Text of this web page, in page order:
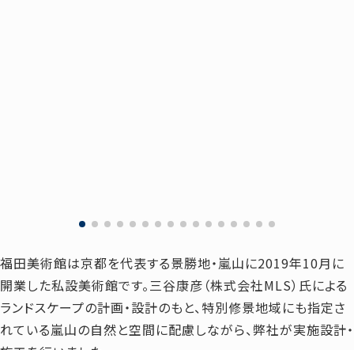
福田美術館は京都を代表する景勝地・嵐山に2019年10月に
開業した私設美術館です。三谷康彦（株式会社MLS）氏による
ランドスケープの計画・設計のもと、特別修景地域にも指定さ
れている嵐山の自然と空間に配慮しながら、弊社が実施設計・